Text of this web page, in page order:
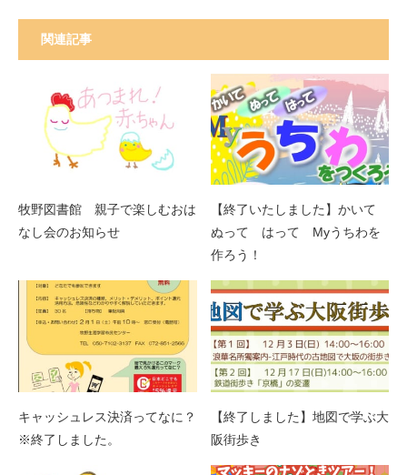
関連記事
牧野図書館 親子で楽しむおは
なし会のお知らせ
【終了いたしました】かいて
ぬって はって Myうちわを
作ろう！
キャッシュレス決済ってなに？
※終了しました。
【終了しました】地図で学ぶ大
阪街歩き